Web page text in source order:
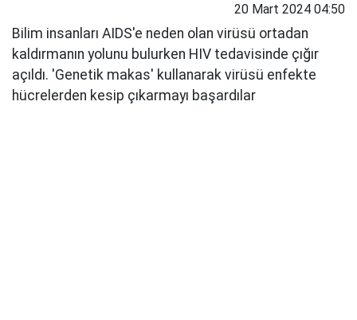
20 Mart 2024 04:50
Bilim insanları AIDS'e neden olan virüsü ortadan
kaldırmanın yolunu bulurken HIV tedavisinde çığır
açıldı. 'Genetik makas' kullanarak virüsü enfekte
hücrelerden kesip çıkarmayı başardılar